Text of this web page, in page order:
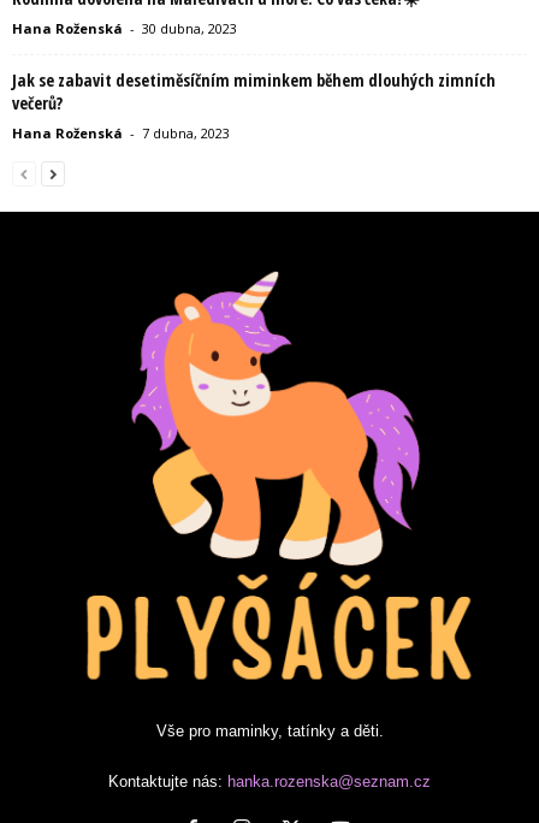
Hana Roženská - 30 dubna, 2023
Jak se zabavit desetiměsíčním miminkem během dlouhých zimních
večerů?
Hana Roženská - 7 dubna, 2023
Vše pro maminky, tatínky a děti.
Kontaktujte nás: hanka.rozenska@seznam.cz